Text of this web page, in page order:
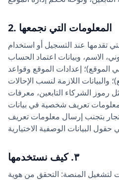
2. المعلومات التي نجمعها
تقدمها عند التسجيل أو استخدام
الاسم، وبيانات اعتماد الحساب
الموقع)؛ إعدادات الموقع وقواعد
والبيانات اللازمة لنسب الإحالات
رموز الشركاء التابعين، معرفات
معلومات تعريف شخصية في بيانات
بتجنب إرسال معلومات تعريف
٣. كيف نستخدمها
لتشغيل المنصة: التحقق من هوية